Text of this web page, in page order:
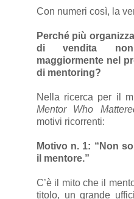
Con numeri così, la
Perché più
di vendita
maggiormente nel
di mentoring?
Nella ricerca per il
Mentor Who
motivi ricorrenti:
Motivo n. 1: “Non
il mentore.”
C’è il mito che il
titolo, un grande